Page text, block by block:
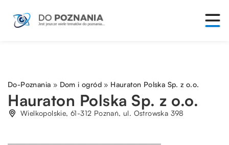
Do-Poznania » Dom i ogród » Hauraton Polska Sp. z o.o.
Hauraton Polska Sp. z o.o.
Wielkopolskie, 61-312 Poznań, ul. Ostrowska 398